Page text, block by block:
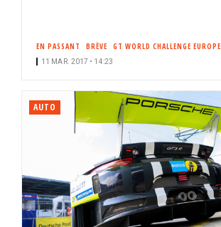
EN PASSANT BRÈVE GT WORLD CHALLENGE EUROPE
11 MAR. 2017 • 14:23
AUTO